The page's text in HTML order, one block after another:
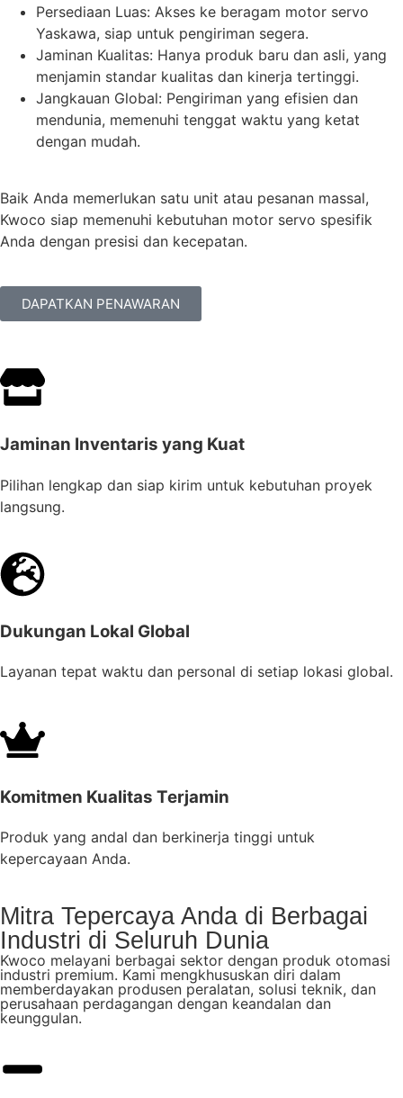
Persediaan Luas: Akses ke beragam motor servo
Yaskawa, siap untuk pengiriman segera.
Jaminan Kualitas: Hanya produk baru dan asli, yang
menjamin standar kualitas dan kinerja tertinggi.
Jangkauan Global: Pengiriman yang efisien dan
mendunia, memenuhi tenggat waktu yang ketat
dengan mudah.
Baik Anda memerlukan satu unit atau pesanan massal,
Kwoco siap memenuhi kebutuhan motor servo spesifik
Anda dengan presisi dan kecepatan.
DAPATKAN PENAWARAN
Jaminan Inventaris yang Kuat
Pilihan lengkap dan siap kirim untuk kebutuhan proyek
langsung.
Dukungan Lokal Global
Layanan tepat waktu dan personal di setiap lokasi global.
Komitmen Kualitas Terjamin
Produk yang andal dan berkinerja tinggi untuk
kepercayaan Anda.
Mitra Tepercaya Anda di Berbagai
Industri di Seluruh Dunia
Kwoco melayani berbagai sektor dengan produk otomasi
industri premium. Kami mengkhususkan diri dalam
memberdayakan produsen peralatan, solusi teknik, dan
perusahaan perdagangan dengan keandalan dan
keunggulan.